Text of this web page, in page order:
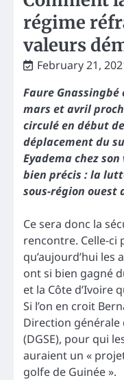
régime
valeurs
February 21,
Faure Gnassingbé
mars et avril
circulé en début
déplacement du
Eyadema chez
bien précis : la
sous-région ouest
Ce sera donc la
rencontre. Celle-
qu’aujourd’hui les
ont si bien gagné
et la Côte d’Ivoire
Si l’on en croit
Direction
(DGSE), pour qui
auraient un «
golfe de Guinée ».